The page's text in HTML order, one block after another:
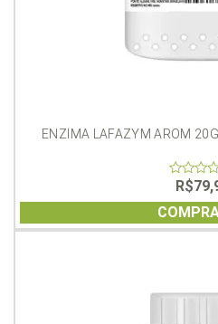
ENZIMA LAFAZYM AROM
of
5
R$